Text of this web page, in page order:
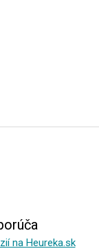
na Heureka.sk